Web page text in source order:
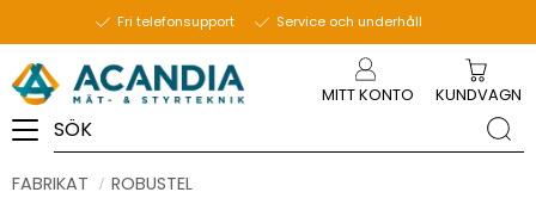
Fri telefonsupport Service och underhåll
MITT KONTO KUNDVAGN
FABRIKAT ROBUSTEL